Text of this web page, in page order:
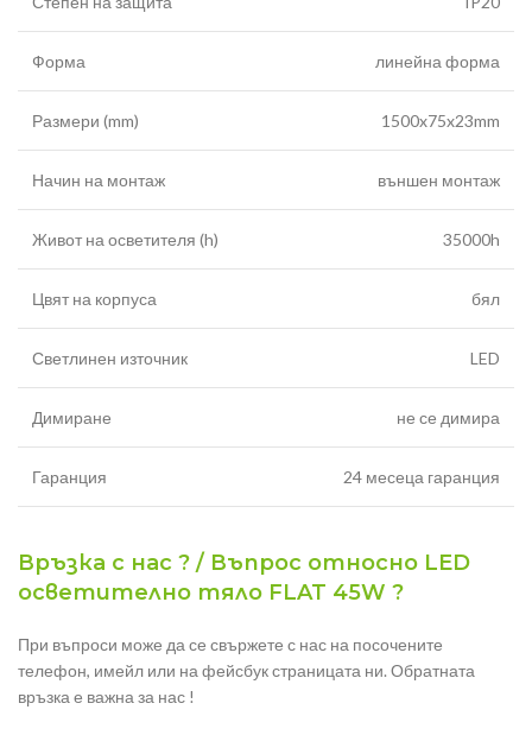
Форма линейна форма
Размери (mm) 1500x75x23mm
Начин на монтаж външен монтаж
Живот на осветителя (h) 35000h
Цвят на корпуса бял
Светлинен източник LED
Димиране не се димира
Гаранция 24 месеца гаранция
Връзка с нас ? / Въпрос относно LED
осветително тяло FLAT 45W ?
При въпроси може да се свържете с нас на посочените
телефон, имейл или на фейсбук страницата ни. Обратната
връзка е важна за нас !